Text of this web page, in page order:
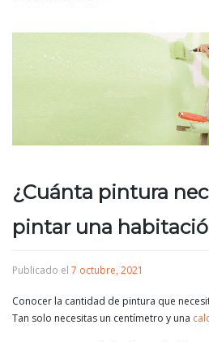
¿Cuánta pintura
pintar una
Publicado el 7 octubre, 2021
Conocer la cantidad de pintura que
Tan solo necesitas un centímetro y una